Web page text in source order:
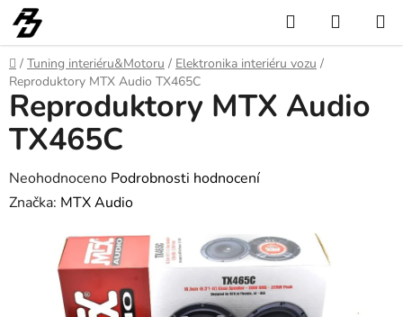
Přejít
na
obsah
Hledat
KOŠÍK
Domů
/ Tuning interiéru&Motoru / Elektronika interiéru vozu /
Reproduktory MTX Audio TX465C
Reproduktory MTX Audio
TX465C
Průměrné
hodnocení
Neohodnoceno Podrobnosti hodnocení
Značka: MTX Audio